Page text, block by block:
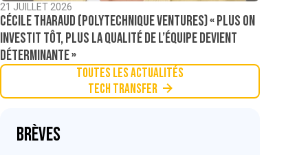
21 JUILLET 2026
Cécile Tharaud (Polytechnique Ventures) « Plus on
investit tôt, plus la qualité de l’équipe devient
déterminante »
Toutes les actualités
Tech Transfer
Brèves